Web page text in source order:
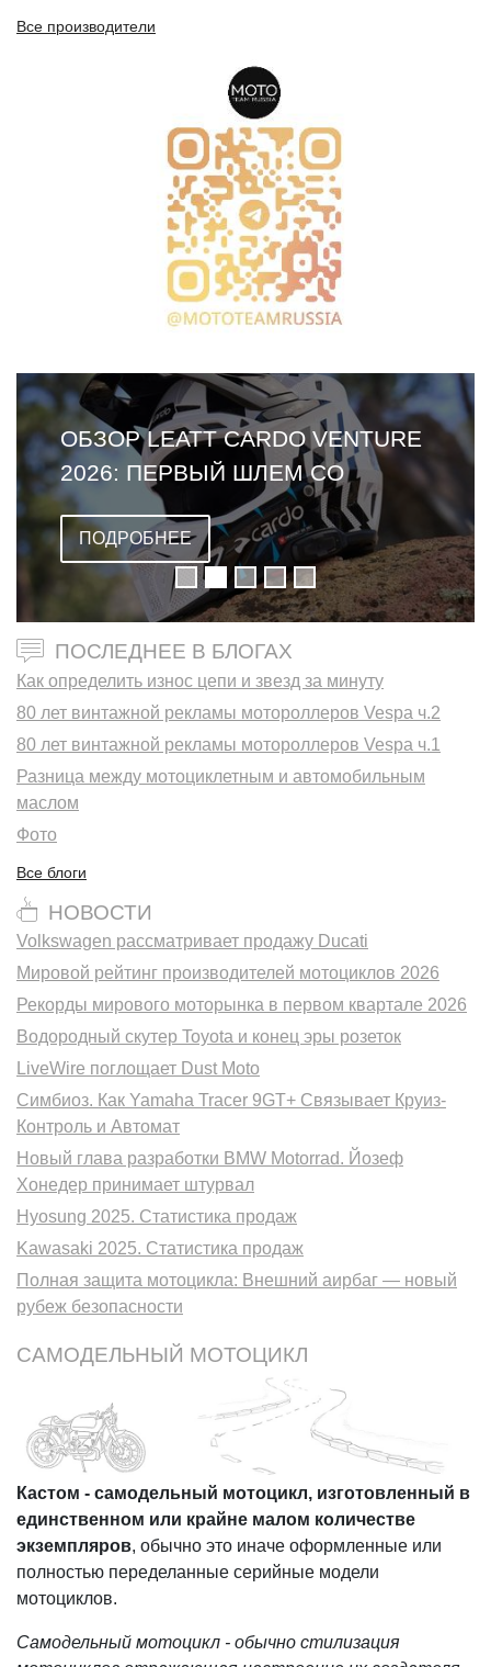
Все производители
ОБЗОР LEATT CARDO VENTURE
2026: ПЕРВЫЙ ШЛЕМ СО
ВСТРОЕННОЙ ГАРНИТУРОЙ
ПОДРОБНЕЕ
ПОСЛЕДНЕЕ В БЛОГАХ
Как определить износ цепи и звезд за минуту
80 лет винтажной рекламы мотороллеров Vespa ч.2
80 лет винтажной рекламы мотороллеров Vespa ч.1
Разница между мотоциклетным и автомобильным
маслом
Фото
Все блоги
НОВОСТИ
Volkswagen рассматривает продажу Ducati
Мировой рейтинг производителей мотоциклов 2026
Рекорды мирового моторынка в первом квартале 2026
Водородный скутер Toyota и конец эры розеток
LiveWire поглощает Dust Moto
Симбиоз. Как Yamaha Tracer 9GT+ Связывает Круиз-
Контроль и Автомат
Новый глава разработки BMW Motorrad. Йозеф
Хонедер принимает штурвал
Hyosung 2025. Статистика продаж
Kawasaki 2025. Статистика продаж
Полная защита мотоцикла: Внешний аирбаг — новый
рубеж безопасности
САМОДЕЛЬНЫЙ МОТОЦИКЛ
Кастом - самодельный мотоцикл, изготовленный в
единственном или крайне малом количестве
экземпляров, обычно это иначе оформленные или
полностью переделанные серийные модели
мотоциклов.
Самодельный мотоцикл - обычно стилизация